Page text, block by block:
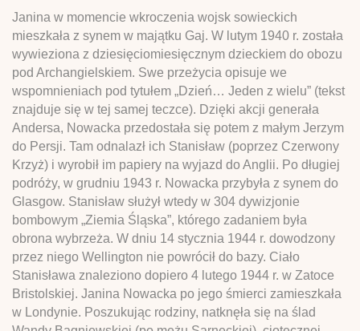
Janina w momencie wkroczenia wojsk sowieckich
mieszkała z synem w majątku Gaj. W lutym 1940 r. została
wywieziona z dziesięciomiesięcznym dzieckiem do obozu
pod Archangielskiem. Swe przeżycia opisuje we
wspomnieniach pod tytułem „Dzień… Jeden z wielu” (tekst
znajduje się w tej samej teczce). Dzięki akcji generała
Andersa, Nowacka przedostała się potem z małym Jerzym
do Persji. Tam odnalazł ich Stanisław (poprzez Czerwony
Krzyż) i wyrobił im papiery na wyjazd do Anglii. Po długiej
podróży, w grudniu 1943 r. Nowacka przybyła z synem do
Glasgow. Stanisław służył wtedy w 304 dywizjonie
bombowym „Ziemia Śląska”, którego zadaniem była
obrona wybrzeża. W dniu 14 stycznia 1944 r. dowodzony
przez niego Wellington nie powrócił do bazy. Ciało
Stanisława znaleziono dopiero 4 lutego 1944 r. w Zatoce
Bristolskiej. Janina Nowacka po jego śmierci zamieszkała
w Londynie. Poszukując rodziny, natknęła się na ślad